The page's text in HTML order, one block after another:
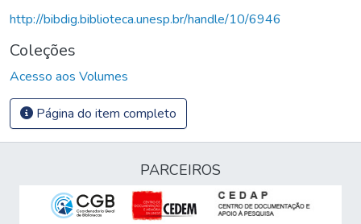
http://bibdig.biblioteca.unesp.br/handle/10/6946
Coleções
Acesso aos Volumes
Página do item completo
PARCEIROS